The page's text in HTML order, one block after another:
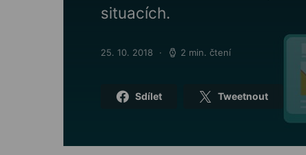
situacích.
Posted on
25. 10. 2018 2 min. čtení
Sdílet Tweetnout